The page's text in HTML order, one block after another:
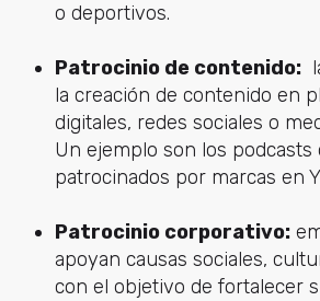
o deportivos.
Patrocinio de contenido:
la creación de contenido en
digitales, redes sociales o
Un ejemplo son los podcasts
patrocinados por marcas en
Patrocinio corporativo:
apoyan causas sociales,
con el objetivo de fortalecer